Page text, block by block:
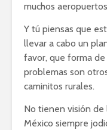
muchos
Y tú piensas que
llevar a cabo un
favor, que forma
problemas son
caminitos rurales.
No tienen visión de
México siempre